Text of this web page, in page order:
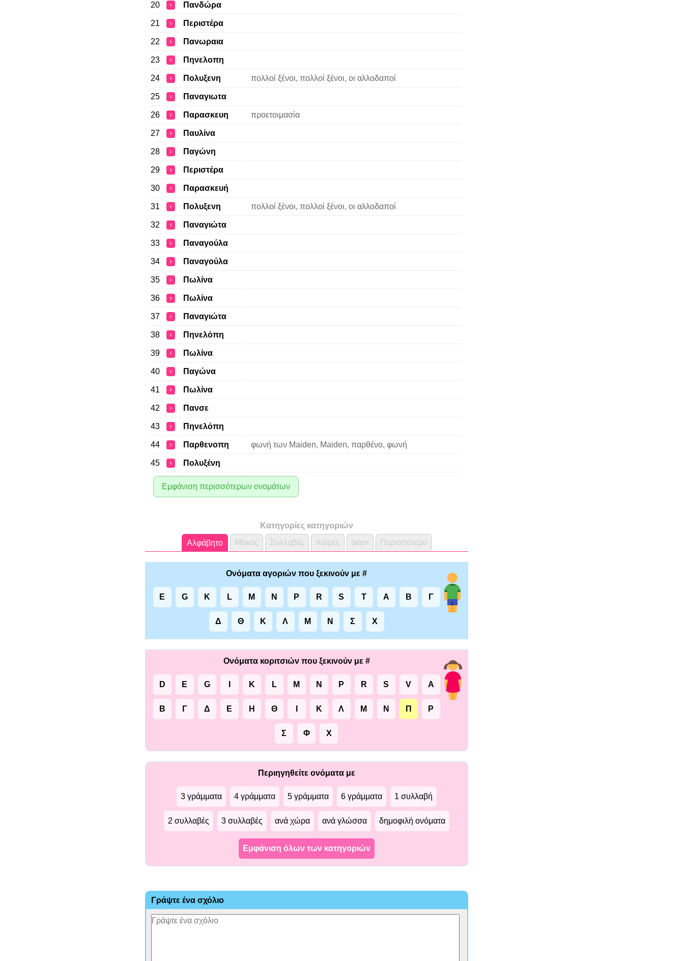
20 ♀ Πανδώρα
21 ♀ Περιστέρα
22 ♀ Πανωραια
23 ♀ Πηνελοπη
24 ♀ Πολυξενη πολλοί ξένοι, πολλοί ξένοι, οι αλλοδαποί
25 ♀ Παναγιωτα
26 ♀ Παρασκευη προετοιμασία
27 ♀ Παυλίνα
28 ♀ Παγώνη
29 ♀ Περιστέρα
30 ♀ Παρασκευή
31 ♀ Πολυξενη πολλοί ξένοι, πολλοί ξένοι, οι αλλοδαποί
32 ♀ Παναγιώτα
33 ♀ Παναγούλα
34 ♀ Παναγούλα
35 ♀ Πωλίνα
36 ♀ Πωλίνα
37 ♀ Παναγιώτα
38 ♀ Πηνελόπη
39 ♀ Πωλίνα
40 ♀ Παγώνα
41 ♀ Πωλίνα
42 ♀ Πανσε
43 ♀ Πηνελόπη
44 ♀ Παρθενοπη φωνή των Maiden, Maiden, παρθένο, φωνή
45 ♀ Πολυξένη
Εμφάνιση περισσότερων ονομάτων
Κατηγορίες κατηγοριών
Αλφάβητο
Μήκος Συλλαβές Χώρες talen Περισσότερο
Ονόματα αγοριών που ξεκινούν με #
E G K L M N P R S T Α Β Γ
Δ Θ Κ Λ Μ Ν Σ Χ
Ονόματα κοριτσιών που ξεκινούν με #
D E G K L M N P R S V Α
Β Γ Δ Ε Η Θ Κ Λ Μ Ν Π Ρ
Σ Φ Χ
Περιηγηθείτε ονόματα με
3 γράμματα 4 γράμματα 5 γράμματα 6 γράμματα 1 συλλαβή
2 συλλαβές 3 συλλαβές ανά χώρα ανά γλώσσα δημοφιλή ονόματα
Εμφάνιση όλων των κατηγοριών
Γράψτε ένα σχόλιο